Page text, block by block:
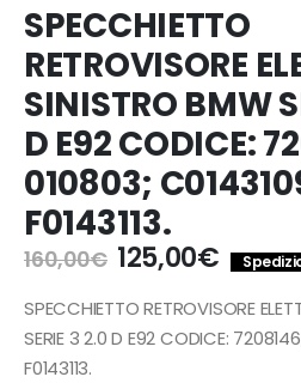
SPECCHIETTO
RETROVISORE
SINISTRO BMW
D E92 CODICE:
010803;
F0143113.
160,00€ Il
prezzo
originale
era:
125,00€Il
è:
SPECCHIETTO RETROVISORE
SERIE 3 2.0 D E92 CODICE:
F0143113.